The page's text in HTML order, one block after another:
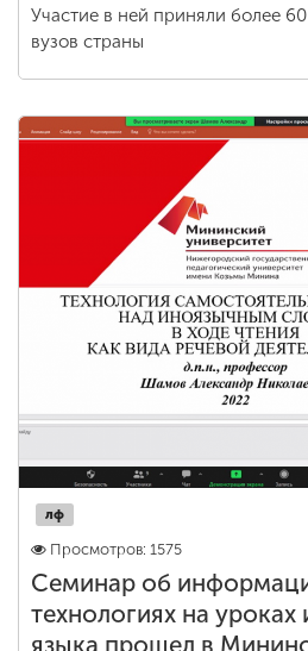
Участие в ней приняли более
вузов страны
лф
Просмотров: 1575
Семинар об
технологиях на
языка прошел в